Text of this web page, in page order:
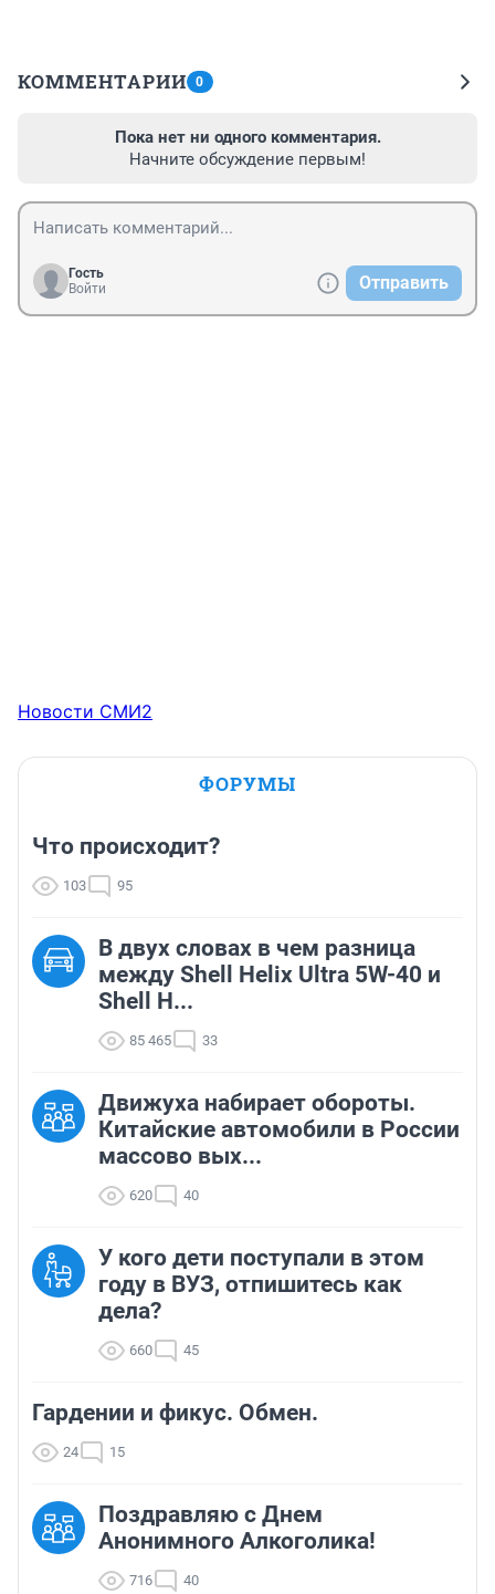
КОММЕНТАРИИ 0
Пока нет ни одного комментария.
Начните обсуждение первым!
Гость
Войти
Отправить
Новости СМИ2
ФОРУМЫ
Что происходит?
103 95
В двух словах в чем разница
между Shell Helix Ultra 5W-40 и
Shell H...
85 465 33
Движуха набирает обороты.
Китайские автомобили в России
массово вых...
620 40
У кого дети поступали в этом
году в ВУЗ, отпишитесь как
дела?
660 45
Гардении и фикус. Обмен.
24 15
Поздравляю с Днем
Анонимного Алкоголика!
716 40